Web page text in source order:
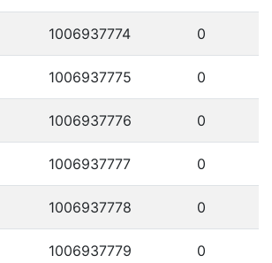
1006937774 0
1006937775 0
1006937776 0
1006937777 0
1006937778 0
1006937779 0